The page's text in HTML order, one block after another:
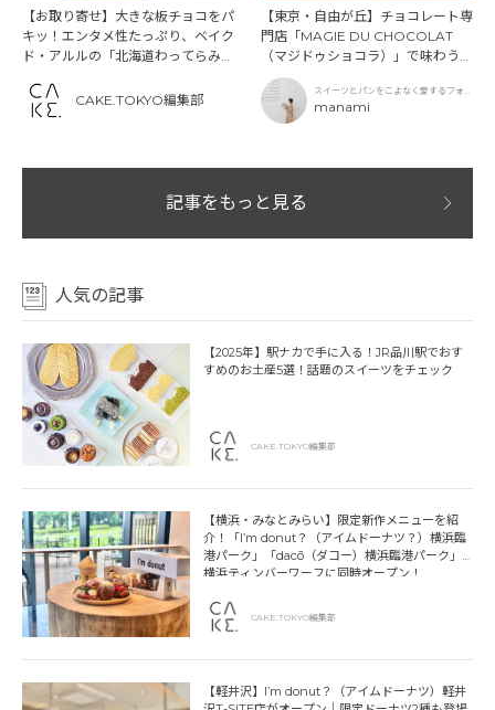
【お取り寄せ】大きな板チョコをパ
キッ！エンタメ性たっぷり、ベイク
ド・アルルの「北海道わってらみ
CAKE.TOKYO編集部
【東京・自由が丘】チョコレート専
門店「MAGIE DU CHOCOLAT
（マジドゥショコラ）」で味わう、
夏限定ビターチョコレートかき氷
スイーツとパンをこよなく愛するフォト
グラファー
manami
記事をもっと見る
人気の記事
【2025年】駅ナカで手に入る！JR品川駅でおす
すめのお土産5選！話題のスイーツをチェック
CAKE.TOKYO編集部
【横浜・みなとみらい】限定新作メニューを紹
介！「I’m donut？（アイムドーナツ？）横浜臨
港パーク」「dacō（ダコー）横浜臨港パーク」
横浜ティンバーワーフに同時オープン！
CAKE.TOKYO編集部
【軽井沢】I’m donut？（アイムドーナツ）軽井